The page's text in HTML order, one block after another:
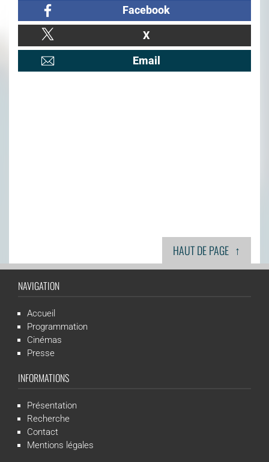
Facebook
X
Email
HAUT DE PAGE ↑
NAVIGATION
Accueil
Programmation
Cinémas
Presse
INFORMATIONS
Présentation
Recherche
Contact
Mentions légales